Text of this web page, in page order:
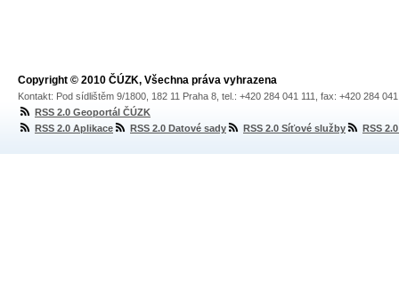
Copyright © 2010 ČÚZK, Všechna práva vyhrazena
Kontakt: Pod sídlištěm 9/1800, 182 11 Praha 8, tel.: +420 284 041 111, fax: +420 284
RSS 2.0 Geoportál ČÚZK
RSS 2.0 Aplikace
RSS 2.0 Datové sady RSS 2.0 Síťové služby RSS